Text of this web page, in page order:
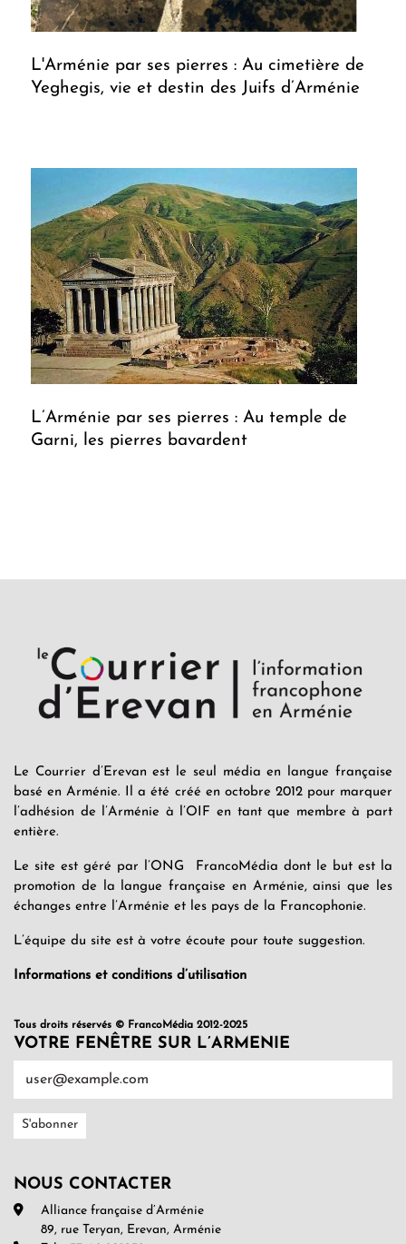
L'Arménie par ses pierres : Au cimetière de
Yeghegis, vie et destin des Juifs d’Arménie
L’Arménie par ses pierres : Au temple de
Garni, les pierres bavardent
Le Courrier d’Erevan est le seul média en langue française
basé en Arménie. Il a été créé en octobre 2012 pour marquer
l’adhésion de l’Arménie à l’OIF en tant que membre à part
entière.
Le site est géré par l’ONG FrancoMédia dont le but est la
promotion de la langue française en Arménie, ainsi que les
échanges entre l’Arménie et les pays de la Francophonie.
L’équipe du site est à votre écoute pour toute suggestion.
Informations et conditions d’utilisation
Tous droits réservés © FrancoMédia 2012-2025
VOTRE FENÊTRE SUR L’ARMENIE
NOUS CONTACTER
Alliance française d’Arménie
89, rue Teryan, Erevan, Arménie